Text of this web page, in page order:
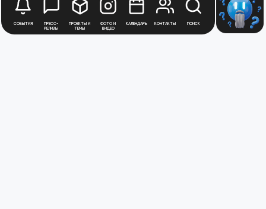
События
Пресс-
релизы
Проекты и
темы
Фото и
видео
Календарь Контакты Поиск